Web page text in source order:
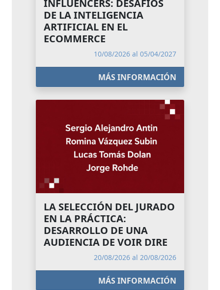
INFLUENCERS: DESAFÍOS
DE LA INTELIGENCIA
ARTIFICIAL EN EL
ECOMMERCE
10/08/2026 al 05/04/2027
MÁS INFORMACIÓN
LA SELECCIÓN DEL JURADO
EN LA PRÁCTICA:
DESARROLLO DE UNA
AUDIENCIA DE VOIR DIRE
20/08/2026 al 20/08/2026
MÁS INFORMACIÓN